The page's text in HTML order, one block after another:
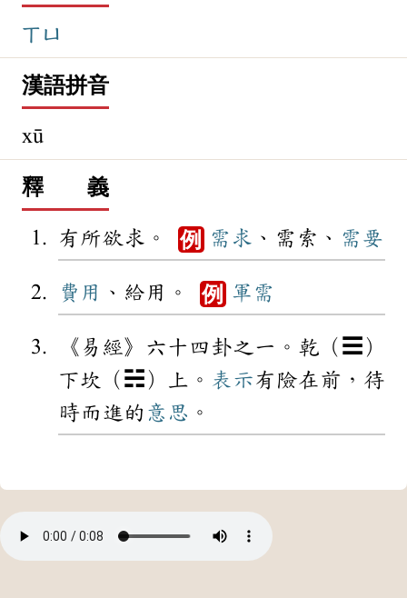
ㄒㄩ
漢語拼音
xū
釋 義
有所欲求。 例 需求 、需索、 需要
費用 、給用。 例 軍需
《易經》六十四卦之一。乾（☰）
下坎（☵）上。 表示有險在前，待
時而進的 意思 。